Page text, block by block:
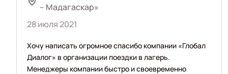
– Мадагаскар»
28 июля 2021
Хочу написать огромное спасибо компании «Глобал
Диалог» в организации поездки в лагерь.
Менеджеры компании быстро и своевременно